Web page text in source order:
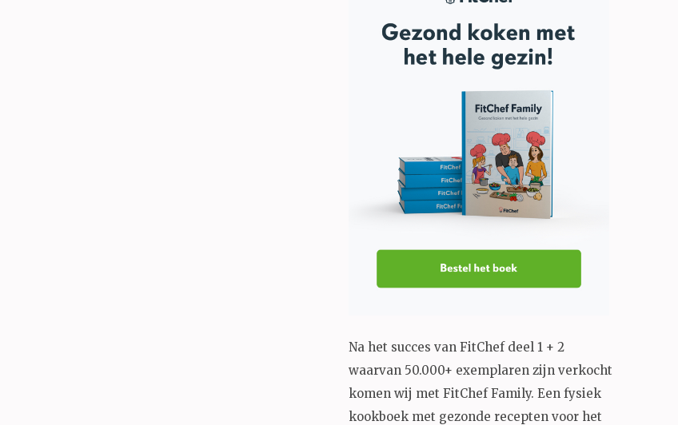
Na het succes van FitChef deel 1 + 2
waarvan 50.000+ exemplaren zijn verkocht
komen wij met FitChef Family. Een fysiek
kookboek met gezonde recepten voor het